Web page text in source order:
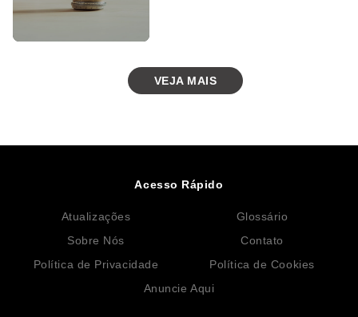
VEJA MAIS
Acesso Rápido
Atualizações
Glossário
Sobre Nós
Contato
Política de Privacidade
Política de Cookies
Anuncie Aqui